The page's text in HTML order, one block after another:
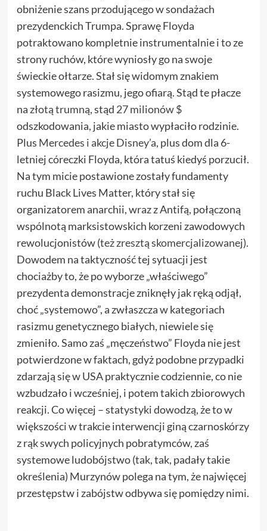
obniżenie szans przodującego w sondażach
prezydenckich Trumpa. Sprawę Floyda
potraktowano kompletnie instrumentalnie i to ze
strony ruchów, które wyniosły go na swoje
świeckie ołtarze. Stał się widomym znakiem
systemowego rasizmu, jego ofiarą. Stąd te płacze
na złotą trumną, stąd 27 milionów $
odszkodowania, jakie miasto wypłaciło rodzinie.
Plus Mercedes i akcje Disney’a, plus dom dla 6-
letniej córeczki Floyda, która tatuś kiedyś porzucił.
Na tym micie postawione zostały fundamenty
ruchu Black Lives Matter, który stał się
organizatorem anarchii, wraz z Antifą, połączoną
wspólnotą marksistowskich korzeni zawodowych
rewolucjonistów (też zresztą skomercjalizowanej).
Dowodem na taktyczność tej sytuacji jest
chociażby to, że po wyborze „właściwego”
prezydenta demonstracje zniknęły jak ręką odjął,
choć „systemowo”, a zwłaszcza w kategoriach
rasizmu genetycznego białych, niewiele się
zmieniło. Samo zaś „męczeństwo” Floyda nie jest
potwierdzone w faktach, gdyż podobne przypadki
zdarzają się w USA praktycznie codziennie, co nie
wzbudzało i wcześniej, i potem takich zbiorowych
reakcji. Co więcej – statystyki dowodzą, że to w
większości w trakcie interwencji giną czarnoskórzy
z rąk swych policyjnych pobratymców, zaś
systemowe ludobójstwo (tak, tak, padały takie
określenia) Murzynów polega na tym, że najwięcej
przestępstw i zabójstw odbywa się pomiędzy nimi.